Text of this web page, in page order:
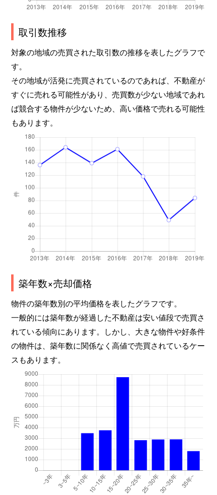
取引数推移
対象の地域の売買された取引数の推移を表したグラフで
す。
その地域が活発に売買されているのであれば、不動産が
すぐに売れる可能性があり、売買数が少ない地域であれ
ば競合する物件が少ないため、高い価格で売れる可能性
もあります。
築年数×売却価格
物件の築年数別の平均価格を表したグラフです。
一般的には築年数が経過した不動産は安い値段で売買さ
れている傾向にあります。しかし、大きな物件や好条件
の物件は、築年数に関係なく高値で売買されているケー
スもあります。